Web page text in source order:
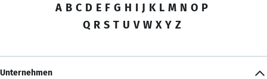
A B C D E F G H I J K L M N O P
Q R S T U V W X Y Z
Unternehmen